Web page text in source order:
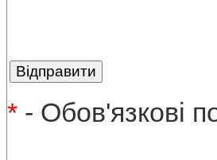
* - Обов'язкові